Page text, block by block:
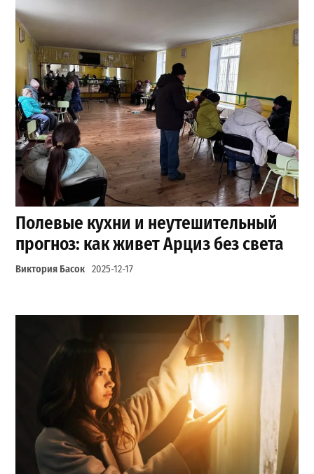
Полевые кухни и неутешительный
прогноз: как живет Арциз без света
Виктория Басок 2025-12-17